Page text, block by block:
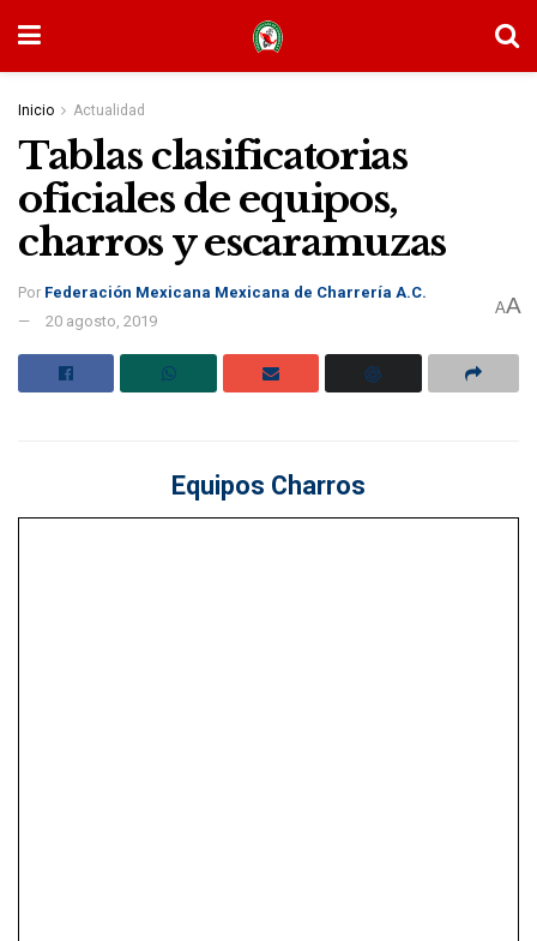
Inicio Actualidad
Tablas clasificatorias
oficiales de equipos,
charros y escaramuzas
Por Federación Mexicana Mexicana de Charrería A.C.
20 agosto, 2019
AA
Equipos Charros